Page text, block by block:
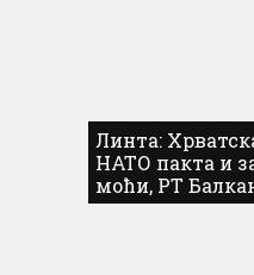
Линта:
НАТО пакта и
моћи, РТ